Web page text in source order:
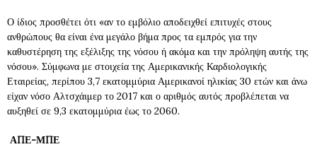
Ο ίδιος προσθέτει ότι «αν το εμβόλιο αποδειχθεί επιτυχές στους
ανθρώπους θα είναι ένα μεγάλο βήμα προς τα εμπρός για την
καθυστέρηση της εξέλιξης της νόσου ή ακόμα και την πρόληψη αυτής της
νόσου». Σύμφωνα με στοιχεία της Αμερικανικής Καρδιολογικής
Εταιρείας, περίπου 3,7 εκατομμύρια Αμερικανοί ηλικίας 30 ετών και άνω
είχαν νόσο Αλτσχάιμερ το 2017 και ο αριθμός αυτός προβλέπεται να
αυξηθεί σε 9,3 εκατομμύρια έως το 2060.
ΑΠΕ-ΜΠΕ